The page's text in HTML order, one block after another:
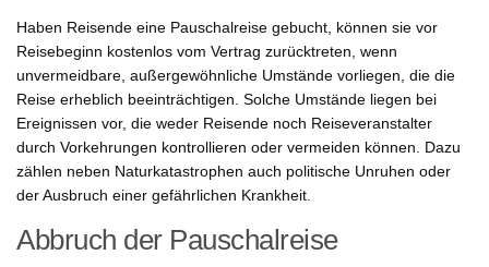
Haben Reisende eine Pauschalreise gebucht, können sie vor
Reisebeginn kostenlos vom Vertrag zurücktreten, wenn
unvermeidbare, außergewöhnliche Umstände vorliegen, die die
Reise erheblich beeinträchtigen. Solche Umstände liegen bei
Ereignissen vor, die weder Reisende noch Reiseveranstalter
durch Vorkehrungen kontrollieren oder vermeiden können. Dazu
zählen neben Naturkatastrophen auch politische Unruhen oder
der Ausbruch einer gefährlichen Krankheit.
Abbruch der Pauschalreise